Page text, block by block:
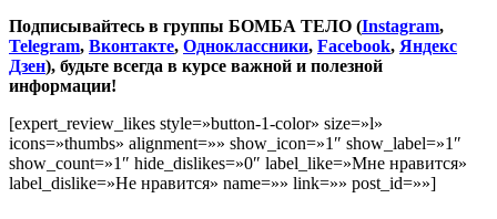
Подписывайтесь в группы БОМБА ТЕЛО (Instagram,
Telegram, Вконтакте, Одноклассники, Facebook, Яндекс
Дзен), будьте всегда в курсе важной и полезной
информации!
[expert_review_likes style=»button-1-color» size=»l»
icons=»thumbs» alignment=»» show_icon=»1″ show_label=»1″
show_count=»1″ hide_dislikes=»0″ label_like=»Мне нравится»
label_dislike=»Не нравится» name=»» link=»» post_id=»»]